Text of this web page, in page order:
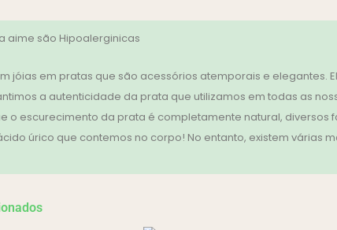
aime são Hipoalerginicas
jóias em pratas que são acessórios atemporais e
a autenticidade da prata que utilizamos em todas as
o escurecimento da prata é completamente natural,
úrico que contemos no corpo! No entanto, existem várias